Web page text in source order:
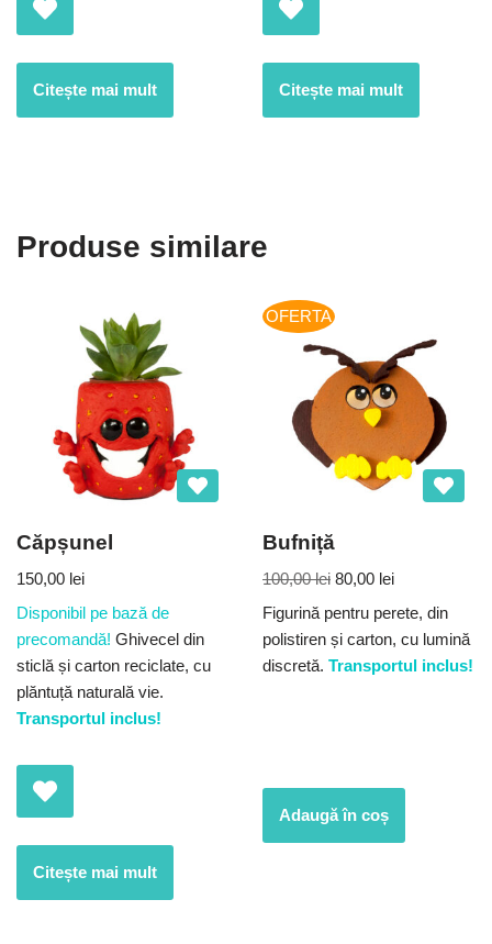
Citește mai mult Citește mai mult
Produse similare
Căpșunel
150,00 lei
Disponibil pe bază de
precomandă! Ghivecel din
sticlă și carton reciclate, cu
plăntuță naturală vie.
Transportul inclus!
Citește mai mult
OFERTA
Bufniță
100,00lei 80,00 lei
Figurină pentru perete, din
polistiren și carton, cu lumină
discretă. Transportul inclus!
Adaugă în coș